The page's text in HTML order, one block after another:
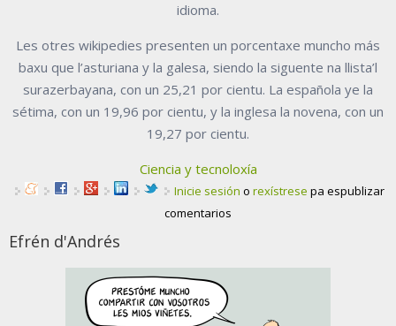
idioma.
Les otres wikipedies presenten un porcentaxe muncho más
baxu que l’asturiana y la galesa, siendo la siguente na llista’l
surazerbayana, con un 25,21 por cientu. La española ye la
sétima, con un 19,96 por cientu, y la inglesa la novena, con un
19,27 por cientu.
Ciencia y tecnoloxía
Inicie sesión o rexístrese pa espublizar
comentarios
Efrén d'Andrés